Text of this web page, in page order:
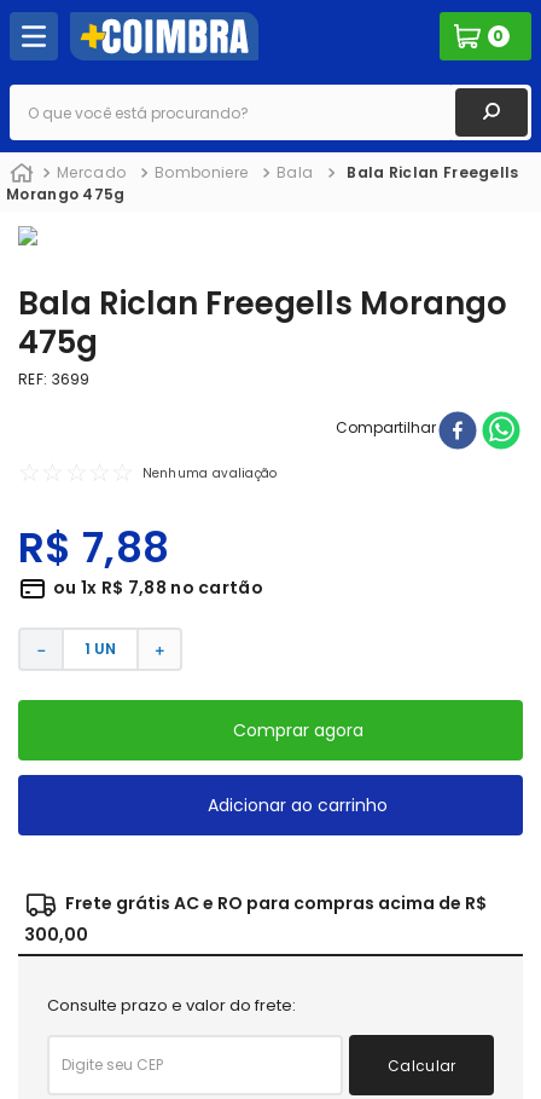
0
O que você está procurando?
Mercado Bomboniere Bala
Bala Riclan Freegells
Morango 475g
Bala Riclan Freegells Morango
475g
REF: 3699
Compartilhar
☆ ☆ ☆ ☆ ☆ Nenhuma avaliação
R$ 7,88
ou 1x R$ 7,88 no cartão
＋
－
Comprar agora
Adicionar ao carrinho
Frete grátis AC e RO para compras acima de R$
300,00
Consulte prazo e valor do frete:
Calcular